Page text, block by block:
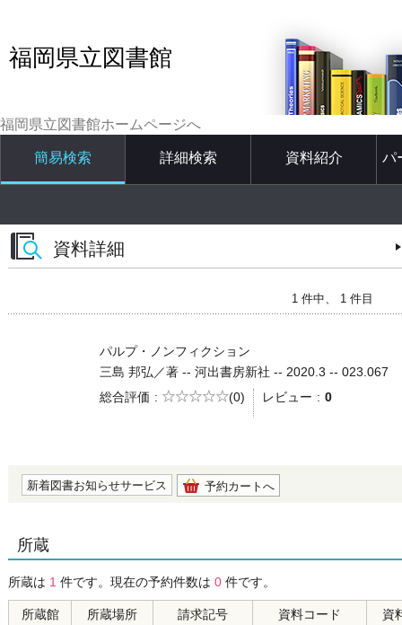
福岡県立図書館
福岡県立図書館ホームページへ
簡易検索 詳細検索 資料紹介 パ
資料詳細
1 件中、 1 件目
パルプ・ノンフィクション
三島 邦弘／著 -- 河出書房新社 -- 2020.3 -- 023.067
総合評価
5段階評価
(0) レビュー 0
新着図書お知らせサービス 予約カートへ
所蔵
所蔵は 1 件です。現在の予約件数は 0 件です。
所蔵館 所蔵場所 請求記号 資料コード 資